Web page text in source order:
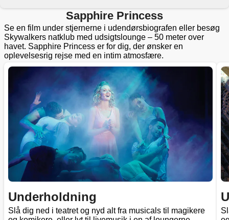
Sapphire Princess
Se en film under stjernerne i udendørsbiografen eller besøg
Skywalkers natklub med udsigtslounge – 50 meter over
havet. Sapphire Princess er for dig, der ønsker en
oplevelsesrig rejse med en intim atmosfære.
Underholdning
Slå dig ned i teatret og nyd alt fra musicals til magikere